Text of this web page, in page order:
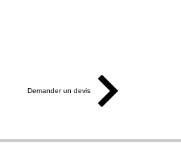
Demander un devis